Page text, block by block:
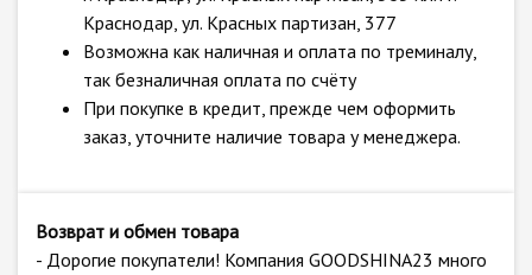
Краснодар, ул. Красных партизан, 377
Возможна как наличная и оплата по треминалу,
так безналичная оплата по счёту
При покупке в кредит, прежде чем оформить
заказ, уточните наличие товара у менеджера.
Возврат и обмен товара
- Дорогие покупатели! Компания GOODSHINA23 много